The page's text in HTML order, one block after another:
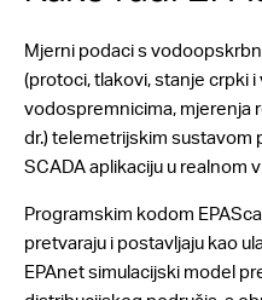
Mjerni podaci s
(protoci, tlakovi, stanje crpki i
vodospremnicima, mjerenja
dr.) telemetrijskim sustavom
SCADA aplikaciju u realnom
Programskim kodom
pretvaraju i postavljaju kao
EPAnet simulacijski model